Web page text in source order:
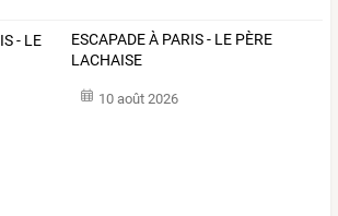
ESCAPADE À PARIS - LE PÈRE
LACHAISE
10 août 2026